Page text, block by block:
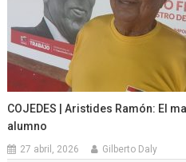
COJEDES | Aristides Ramón: El
alumno
27 abril, 2026 Gilberto Daly